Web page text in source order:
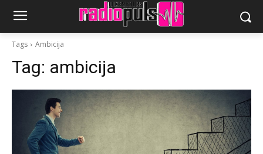
Tags Ambicija
Tag: ambicija